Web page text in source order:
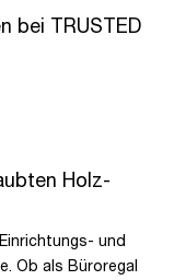
bei TRUSTED
Holz-
und
Ob als Büroregal